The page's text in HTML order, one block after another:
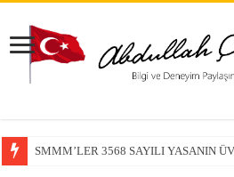
SMMM’LER 3568 SAYILI YASANIN